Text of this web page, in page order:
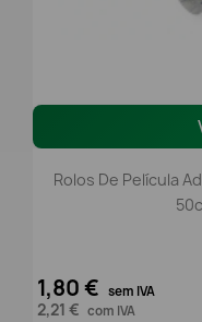
Rolos De Película
1,80 € sem IVA
2,21 € com IVA